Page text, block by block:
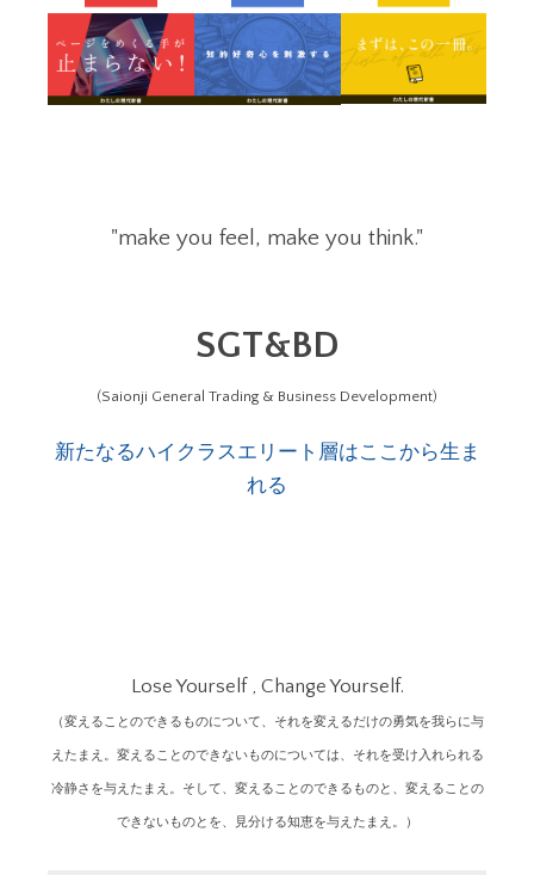
"make you feel, make you think."
SGT&BD
(Saionji General Trading & Business Development)
新たなるハイクラスエリート層はここから生ま
れる
Lose Yourself , Change Yourself.
（変えることのできるものについて、それを変えるだけの勇気を我らに与
えたまえ。変えることのできないものについては、それを受け入れられる
冷静さを与えたまえ。そして、変えることのできるものと、変えることの
できないものとを、見分ける知恵を与えたまえ。）